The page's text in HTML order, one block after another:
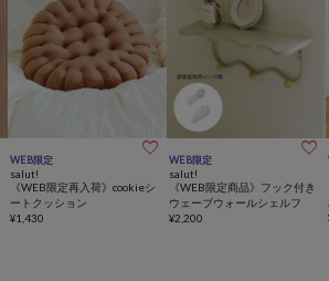
WEB限定 
salut!
《WEB限定再入荷》cookieシ
ートクッション
¥1,430
WEB限定 
salut!
《WEB限定商品》フック付き
ウェーブウォールシェルフ
¥2,200